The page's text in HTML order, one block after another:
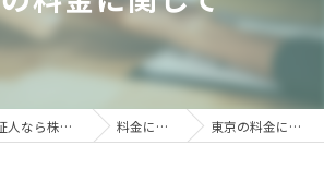
広島県広島市の保証人なら株式会社みのり 料金に関して 東京の料金に関して